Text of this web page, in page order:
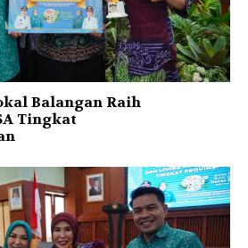
Balangan Raih
Tingkat